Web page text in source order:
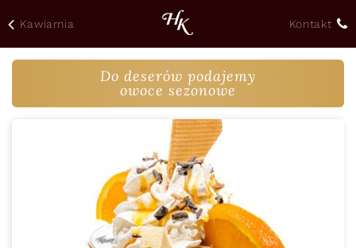
Kawiarnia Kontakt
Do deserów podajemy
owoce sezonowe